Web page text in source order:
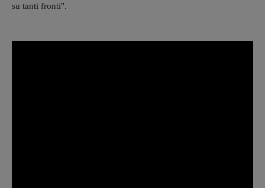
su tanti fronti".